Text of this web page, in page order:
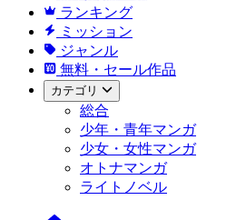
ランキング
ミッション
ジャンル
無料・セール作品
カテゴリ
総合
少年・青年マンガ
少女・女性マンガ
オトナマンガ
ライトノベル